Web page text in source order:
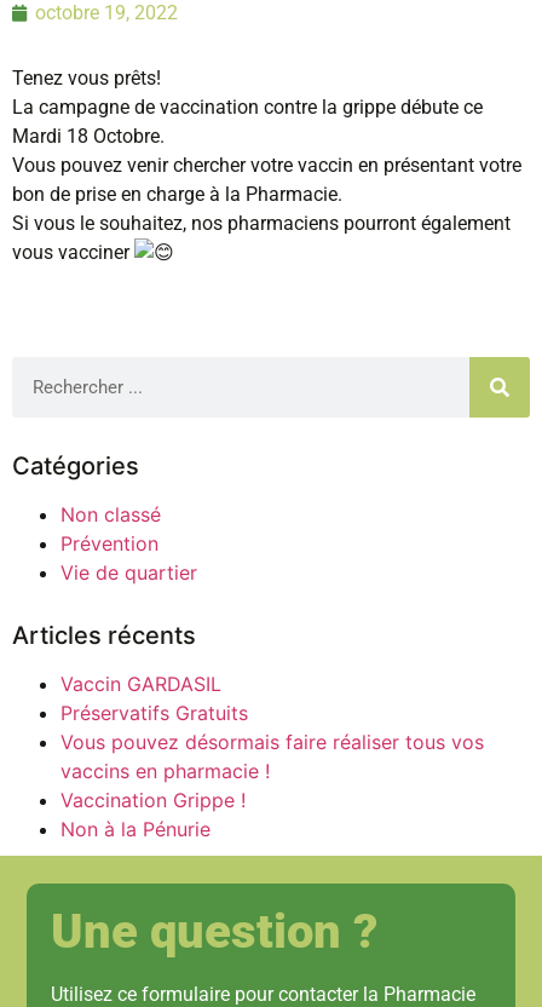
octobre 19, 2022
Tenez vous prêts!
La campagne de vaccination contre la grippe débute ce
Mardi 18 Octobre.
Vous pouvez venir chercher votre vaccin en présentant votre
bon de prise en charge à la Pharmacie.
Si vous le souhaitez, nos pharmaciens pourront également
vous vacciner
Catégories
Non classé
Prévention
Vie de quartier
Articles récents
Vaccin GARDASIL
Préservatifs Gratuits
Vous pouvez désormais faire réaliser tous vos
vaccins en pharmacie !
Vaccination Grippe !
Non à la Pénurie
Une question ?
Utilisez ce formulaire pour contacter la Pharmacie